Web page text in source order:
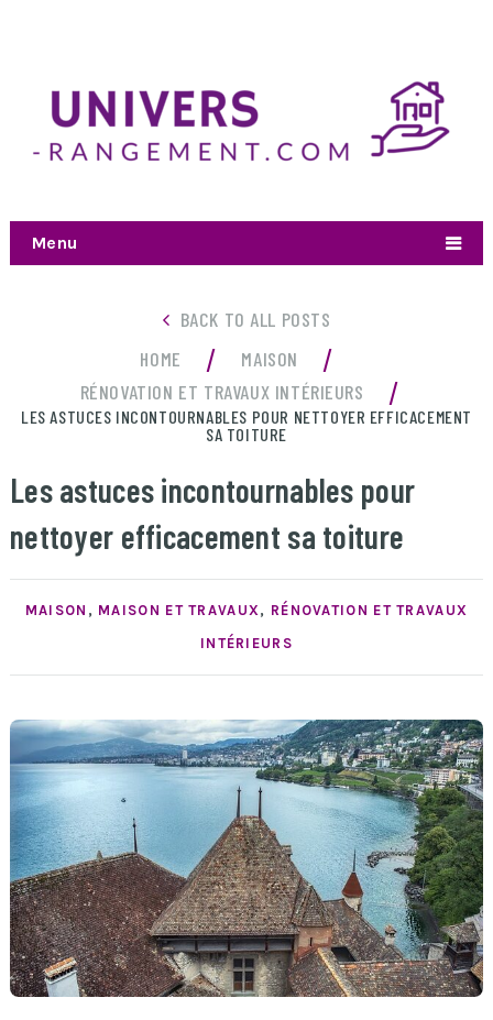
Menu
BACK TO ALL POSTS
HOME
/ MAISON /
RÉNOVATION ET TRAVAUX INTÉRIEURS /
LES ASTUCES INCONTOURNABLES POUR NETTOYER EFFICACEMENT
SA TOITURE
Les astuces incontournables pour
nettoyer efficacement sa toiture
MAISON , MAISON ET TRAVAUX, RÉNOVATION ET TRAVAUX
INTÉRIEURS